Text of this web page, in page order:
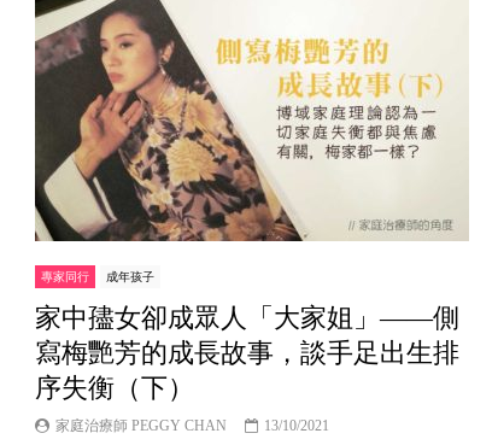
專家同行 成年孩子
家中孻女卻成眾人「大家姐」——側
寫梅艷芳的成長故事，談手足出生排
序失衡（下）
家庭治療師 PEGGY CHAN 13/10/2021